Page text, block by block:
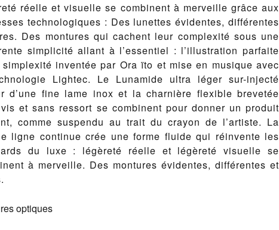
réelle et visuelle se combinent à merveille grâce aux
technologiques : Des lunettes évidentes, différentes
Des montures qui cachent leur complexité sous une
simplicité allant à l’essentiel : l’illustration parfaite
inventée par Ora ïto et mise en musique avec
Lightec. Le Lunamide ultra léger sur-injecté
d’une fine lame inox et la charnière flexible brevetée
et sans ressort se combinent pour donner un produit
comme suspendu au trait du crayon de l’artiste. La
ligne continue crée une forme fluide qui réinvente les
du luxe : légèreté réelle et légèreté visuelle se
à merveille. Des montures évidentes, différentes et
optiques